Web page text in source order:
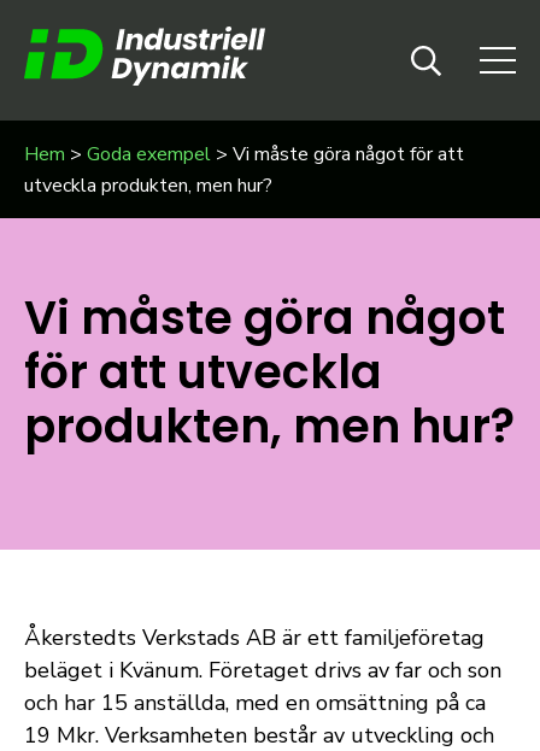
Hem > Goda exempel > Vi måste göra något för att
utveckla produkten, men hur?
Vi måste göra något
för att utveckla
produkten, men hur?
Åkerstedts Verkstads AB är ett familjeföretag
beläget i Kvänum. Företaget drivs av far och son
och har 15 anställda, med en omsättning på ca
19 Mkr. Verksamheten består av utveckling och